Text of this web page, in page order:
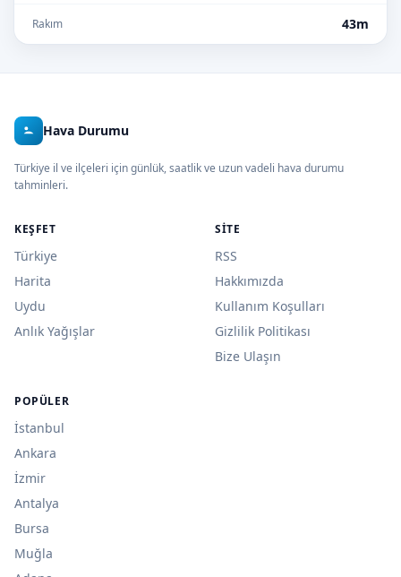
Rakım 43m
Hava Durumu
Türkiye il ve ilçeleri için günlük, saatlik ve uzun vadeli hava durumu
tahminleri.
KEŞFET
Türkiye
Harita
Uydu
Anlık Yağışlar
SITE
RSS
Hakkımızda
Kullanım Koşulları
Gizlilik Politikası
Bize Ulaşın
POPÜLER
İstanbul
Ankara
İzmir
Antalya
Bursa
Muğla